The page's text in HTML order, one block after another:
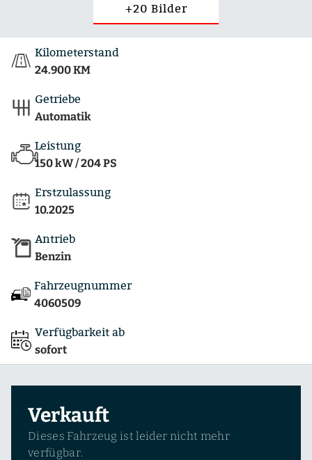
+20 Bilder
Kilometerstand
24.900 KM
Getriebe
Automatik
Leistung
150 kW / 204 PS
Erstzulassung
10.2025
Antrieb
Benzin
Fahrzeugnummer
4060509
Verfügbarkeit ab
sofort
Verkauft
Dieses Fahrzeug ist leider nicht mehr
verfügbar.